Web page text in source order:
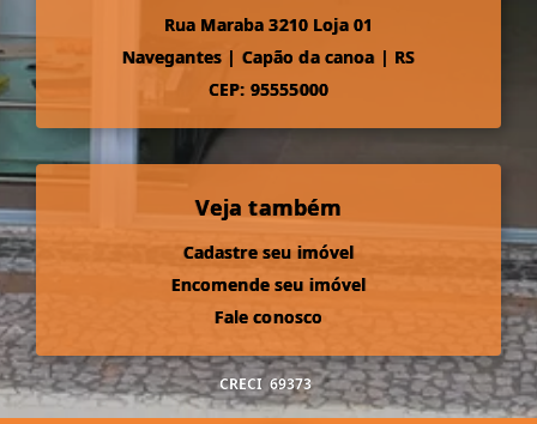
Rua Maraba 3210 Loja 01
Navegantes | Capão da canoa | RS
CEP: 95555000
Veja também
Cadastre seu imóvel
Encomende seu imóvel
Fale conosco
CRECI 69373